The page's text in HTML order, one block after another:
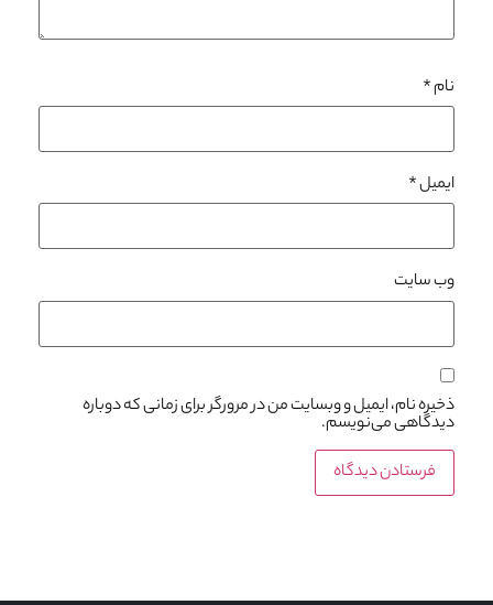
نام*
ایمیل*
وب‌ سایت
ذخیره نام، ایمیل و وبسایت من در مرورگر برای زمانی که دوباره
دیدگاهی می‌نویسم.